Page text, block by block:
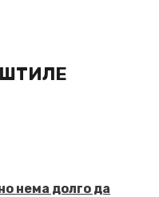
нема долго да